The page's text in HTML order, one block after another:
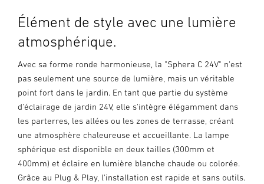
Élément de style avec une lumière
atmosphérique.
Avec sa forme ronde harmonieuse, la "Sphera C 24V" n'est
pas seulement une source de lumière, mais un véritable
point fort dans le jardin. En tant que partie du système
d'éclairage de jardin 24V, elle s'intègre élégamment dans
les parterres, les allées ou les zones de terrasse, créant
une atmosphère chaleureuse et accueillante. La lampe
sphérique est disponible en deux tailles (300mm et
400mm) et éclaire en lumière blanche chaude ou colorée.
Grâce au Plug & Play, l'installation est rapide et sans outils.